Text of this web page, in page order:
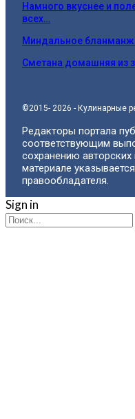
Намного вкуснее и
всех…
Миндальное
Сметана домашняя из
©2015- 2026 - Кулинарные
Редакторы портала
соответствующим
сохранению
материале
правообладателя.
Sign in